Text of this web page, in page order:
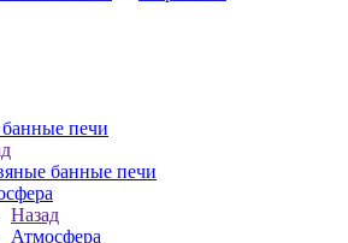
печи
банные печи
Назад
Атмосфера